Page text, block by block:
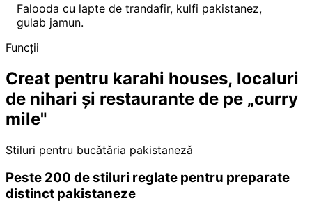
Falooda cu lapte de trandafir, kulfi pakistanez,
gulab jamun.
Funcții
Creat pentru karahi houses, localuri
de nihari și restaurante de pe „curry
mile"
Stiluri pentru bucătăria pakistaneză
Peste 200 de stiluri reglate pentru preparate
distinct pakistaneze